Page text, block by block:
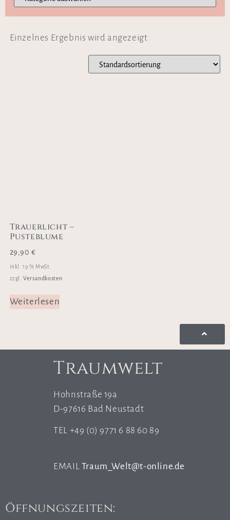
Einzelnes Ergebnis wird angezeigt
Trauerlicht –
Pusteblume
29,90€
inkl. 19 % MwSt.
zzgl.Versandkosten
Weiterlesen
Traumwelt
Hohnstraße 19a
D-97616 Bad Neustadt
TEL +49 (0) 9771 6 88 60 89
EMAIL Traum_Welt@t-online.de
Öffnungszeiten: